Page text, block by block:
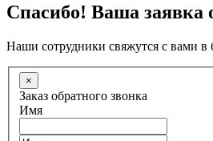
Спасибо! Ваша заявка
Наши сотрудники свяжутся с вами
×
Заказ обратного звонка
Имя